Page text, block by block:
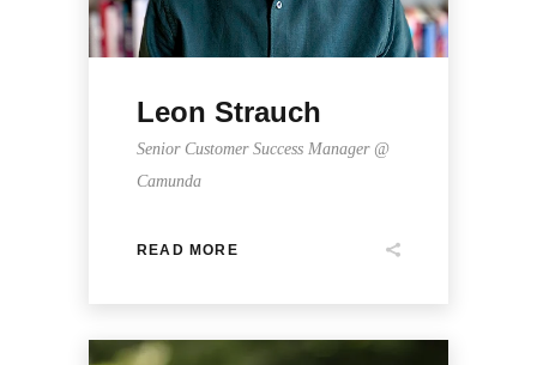
Leon Strauch
Senior Customer Success Manager @
Camunda
READ MORE